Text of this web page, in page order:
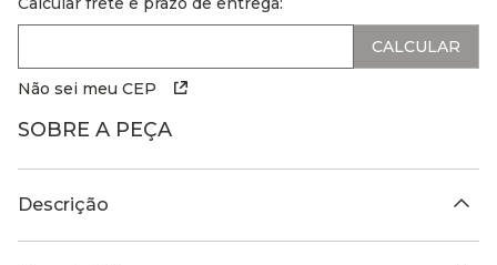
Não sei meu CEP
SOBRE A PEÇA
Descrição